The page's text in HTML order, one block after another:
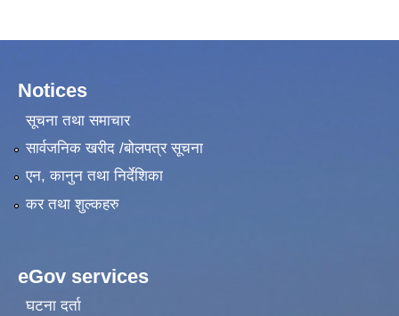
Notices
सूचना तथा समाचार
सार्वजनिक खरीद /बोलपत्र सूचना
एन, कानुन तथा निर्देशिका
कर तथा शुल्कहरु
eGov services
घटना दर्ता